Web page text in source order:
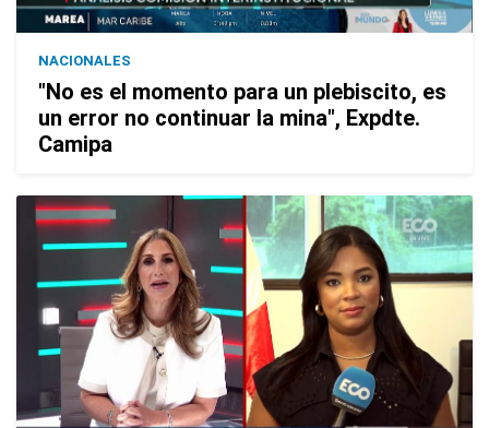
NACIONALES
"No es el momento para un plebiscito, es
un error no continuar la mina", Expdte.
Camipa